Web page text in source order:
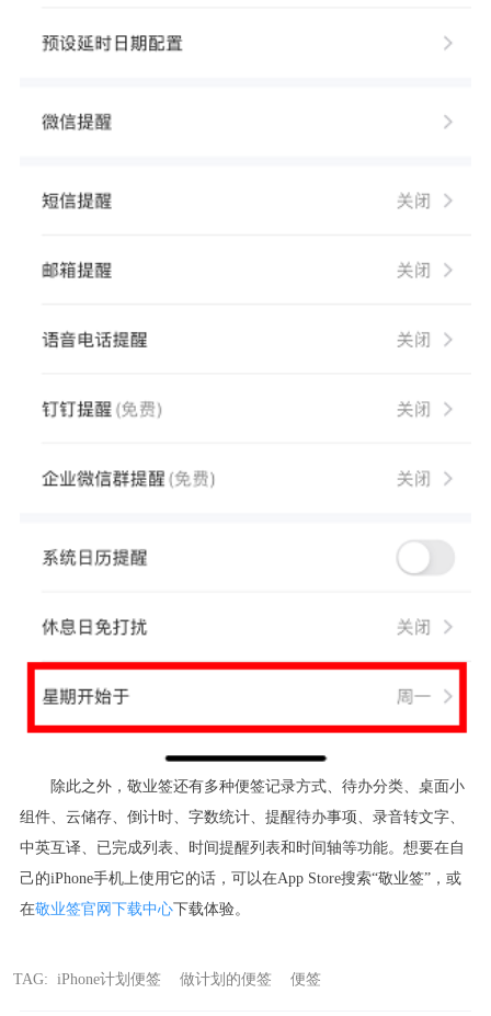
除此之外，敬业签还有多种便签记录方式、待办分类、桌面小
组件、云储存、倒计时、字数统计、提醒待办事项、录音转文字、
中英互译、已完成列表、时间提醒列表和时间轴等功能。想要在自
己的iPhone手机上使用它的话，可以在App Store搜索“敬业签”，或
在敬业签官网下载中心下载体验。
TAG: iPhone计划便签 做计划的便签 便签